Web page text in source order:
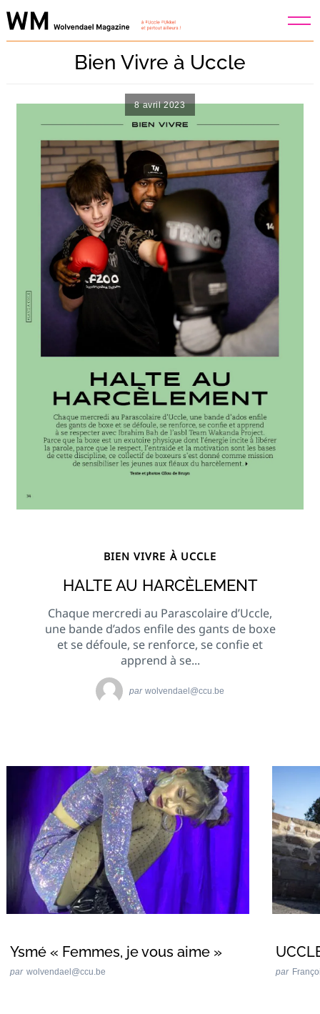
Skip
to
Bien Vivre à Uccle
8 avril 2023
BIEN VIVRE À UCCLE
HALTE AU HARCÈLEMENT
Chaque mercredi au Parascolaire d’Uccle,
une bande d’ados enfile des gants de boxe
et se défoule, se renforce, se confie et
apprend à se...
par wolvendael@ccu.be
Ysmé « Femmes, je vous aime »
par wolvendael@ccu.be par